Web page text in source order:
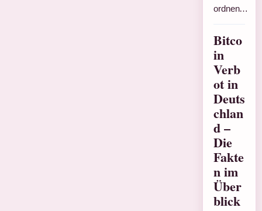
ordnen…
Bitco
in
Verb
ot in
Deuts
chlan
d –
Die
Fakte
n im
Über
blick